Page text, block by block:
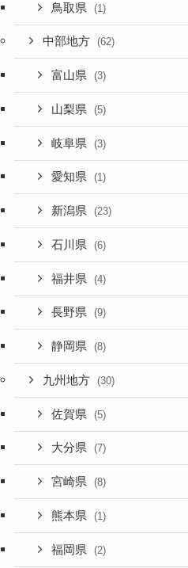
鳥取県 (1)
中部地方 (62)
富山県 (3)
山梨県 (5)
岐阜県 (3)
愛知県 (1)
新潟県 (23)
石川県 (6)
福井県 (4)
長野県 (9)
静岡県 (8)
九州地方 (30)
佐賀県 (5)
大分県 (7)
宮崎県 (8)
熊本県 (1)
福岡県 (2)